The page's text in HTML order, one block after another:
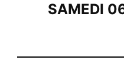
SAMEDI